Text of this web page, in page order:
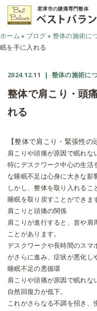
君津市の腰痛専門整体
ホーム » ブログ » 整体の施術に
眠を手に入れる
2024.12.11 | 整体の施術に
整体で肩こり・頭
れる
【整体で肩こり・緊張性
肩こりや頭痛が原因で眠れな
特にデスクワーク中心の生活
な睡眠不足は心身に大きな影
しかし、整体を取り入れる
睡眠を取り戻すことができま
肩こりと頭痛の関係
肩こりが進行すると、首や肩
ことがあります。
デスクワークや長時間のスマ
がさらに進み、症状が悪化し
睡眠不足の悪循環
肩こりや頭痛が原因で眠れ
自然回復力が低下。
これがさらなる不調を招き